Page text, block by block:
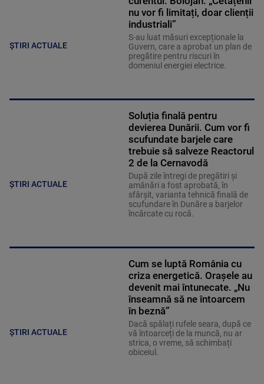
ȘTIRI ACTUALE
nu vor fi limitați, doar clienții
industriali”
S-au luat măsuri excepționale la
Guvern, care a aprobat un plan de
pregătire pentru riscuri în
domeniul energiei electrice.
ȘTIRI ACTUALE
Soluția finală pentru
devierea Dunării. Cum vor fi
scufundate barjele care
trebuie să salveze Reactorul
2 de la Cernavodă
După zile întregi de pregătiri și
amânări a fost aprobată, în
sfârșit, varianta tehnică finală de
scufundare în Dunăre a barjelor
încărcate cu rocă.
ȘTIRI ACTUALE
Cum se luptă România cu
criza energetică. Orașele au
devenit mai întunecate. „Nu
înseamnă să ne întoarcem
în beznă”
Dacă spălați rufele seara, după ce
vă întoarceți de la muncă, nu ar
strica, o vreme, să schimbați
obiceiul.